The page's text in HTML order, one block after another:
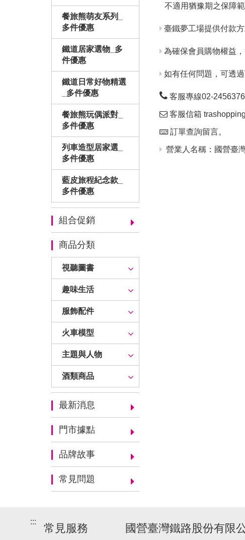
餐旅熊萌友系列_
多件優惠
鐵道居家選物_多
件優惠
鐵道日常好物精選
_多件優惠
餐旅熊玩偶派對_
多件優惠
列車造型居家選_
多件優惠
藍皮旅程紀念款_
多件優惠
組合促銷
商品分類
視聽圖書
趣味生活
服飾配件
火車模型
主題與人物
酒類商品
最新消息
門市據點
品牌故事
常見問題
不適用猶豫期之保障範
臺鐵夢工場提供付款
為確保會員購物權益
如有任何問題，可透
客服專線02-
客服信箱
訂單查詢留言。
營業人名稱：國營臺
:::
常見服務 國營臺灣鐵路股份有限